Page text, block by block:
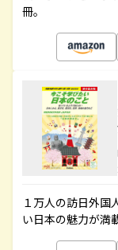
冊。
１万人の訪日外国
い日本の魅力が満